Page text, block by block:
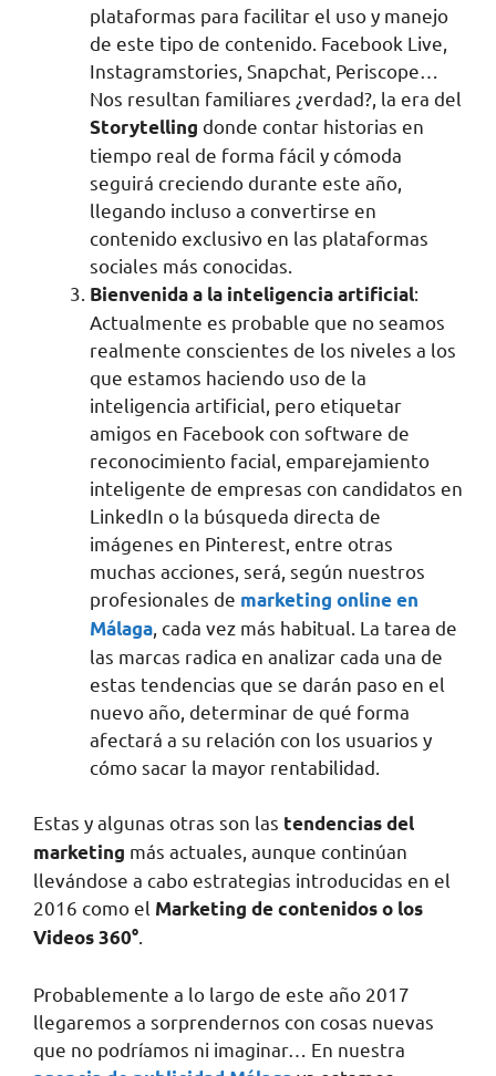
plataformas para facilitar el uso y manejo
de este tipo de contenido. Facebook Live,
Instagramstories, Snapchat, Periscope…
Nos resultan familiares ¿verdad?, la era del
Storytelling donde contar historias en
tiempo real de forma fácil y cómoda
seguirá creciendo durante este año,
llegando incluso a convertirse en
contenido exclusivo en las plataformas
sociales más conocidas.
Bienvenida a la inteligencia artificial:
Actualmente es probable que no seamos
realmente conscientes de los niveles a los
que estamos haciendo uso de la
inteligencia artificial, pero etiquetar
amigos en Facebook con software de
reconocimiento facial, emparejamiento
inteligente de empresas con candidatos en
LinkedIn o la búsqueda directa de
imágenes en Pinterest, entre otras
muchas acciones, será, según nuestros
profesionales de marketing online en
Málaga , cada vez más habitual. La tarea de
las marcas radica en analizar cada una de
estas tendencias que se darán paso en el
nuevo año, determinar de qué forma
afectará a su relación con los usuarios y
cómo sacar la mayor rentabilidad.
Estas y algunas otras son las tendencias del
marketing más actuales, aunque continúan
llevándose a cabo estrategias introducidas en el
2016 como el Marketing de contenidos o los
Videos 360°
Probablemente a lo largo de este año 2017
llegaremos a sorprendernos con cosas nuevas
que no podríamos ni imaginar… En nuestra